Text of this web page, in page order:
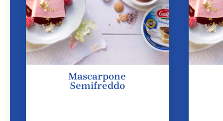
Mascarpone
Semifreddo